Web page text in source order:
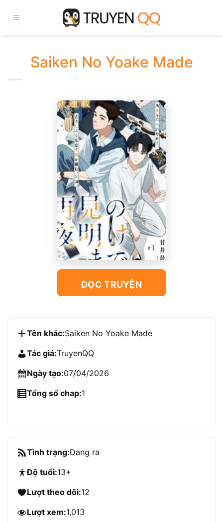
qua
Saiken No Yoake Made
ĐỌC TRUYỆN
Tên khác:Saiken No Yoake Made
Tác giả:TruyenQQ
Ngày tạo:07/04/2026
Tổng số chap:1
Tình trạng:Đang ra
Độ tuổi:13+
Lượt theo dõi:12
Lượt xem:1,013